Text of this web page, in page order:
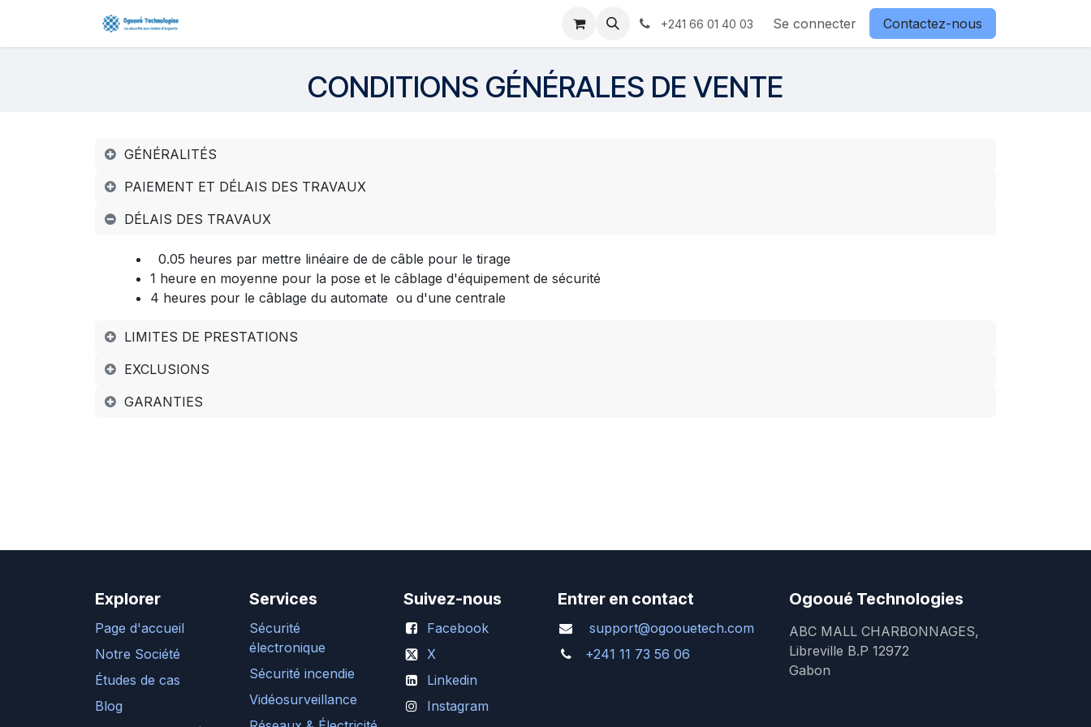
Cours Contactez-nous
+241 66 01 40 03 Se connecter Contactez-nous
CONDITIONS GÉNÉRALES DE VENTE
GÉNÉRALITÉS
PAIEMENT ET DÉLAIS DES TRAVAUX
DÉLAIS DES TRAVAUX
0.05 heures par mettre linéaire de de câble pour le tirage
1 heure en moyenne pour la pose et le câblage d'équipement de sécurité
4 heures pour le câblage du automate ou d'une centrale
LIMITES DE PRESTATIONS
EXCLUSIONS
GARANTIES
Explorer
Page d'accueil
Notre Société
Études de cas
Blog
Services
Sécurité
électronique
Sécurité incendie
Vidéosurveillance
Suivez-nous
Facebook
X
Linkedin
Instagram
Entrer en contact
support@ogoouetech.com
+241 11 73 56 06
Ogooué Technologies
ABC MALL CHARBONNAGES,
Libreville B.P 12972
Gabon